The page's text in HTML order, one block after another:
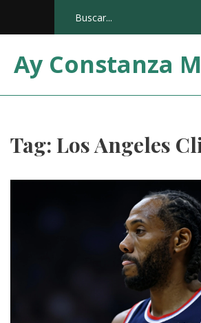
Ay Constanza
Tag: Los Angeles